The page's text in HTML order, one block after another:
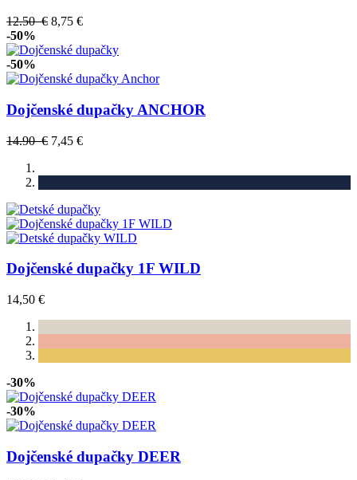
12.50 € 8,75 €
-50%
-50%
Dojčenské dupačky ANCHOR
14.90 € 7,45 €
Dojčenské dupačky 1F WILD
14,50 €
-30%
-30%
Dojčenské dupačky DEER